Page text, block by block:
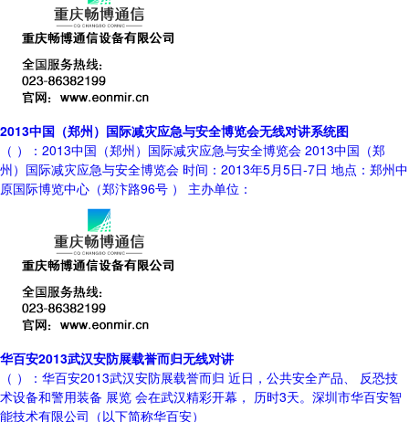
2013中国（郑州）国际减灾应急与安全博览会无线对讲系统图
（ ）：2013中国（郑州）国际减灾应急与安全博览会 2013中国（郑
州）国际减灾应急与安全博览会 时间：2013年5月5日-7日 地点：郑州中
原国际博览中心（郑汴路96号 ） 主办单位：
华百安2013武汉安防展载誉而归无线对讲
（ ）：华百安2013武汉安防展载誉而归 近日，公共安全产品、 反恐技
术设备和警用装备 展览 会在武汉精彩开幕， 历时3天。深圳市华百安智
能技术有限公司（以下简称华百安）